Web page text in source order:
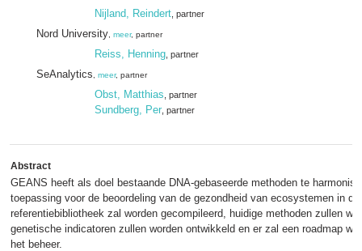
Nijland, Reindert , partner
Nord University meer, partner
Reiss, Henning , partner
SeAnalytics meer, partner
Obst, Matthias , partner
Sundberg, Per , partner
Abstract
GEANS heeft als doel bestaande DNA-gebaseerde methoden te
toepassing voor de beoordeling van de gezondheid van ecosystemen in
referentiebibliotheek zal worden gecompileerd, huidige methoden zullen
genetische indicatoren zullen worden ontwikkeld en er zal een roadmap
het beheer.